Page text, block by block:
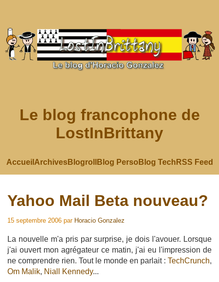
Le blog francophone de
LostInBrittany
Accueil ArchivesBlogroll Blog Perso Blog Tech RSS Feed
Yahoo Mail Beta nouveau?
15 septembre 2006 par Horacio Gonzalez
La nouvelle m'a pris par surprise, je dois l'avouer. Lorsque
j'ai ouvert mon agrégateur ce matin, j'ai eu l'impression de
ne comprendre rien. Tout le monde en parlait : TechCrunch,
Om Malik, Niall Kennedy...